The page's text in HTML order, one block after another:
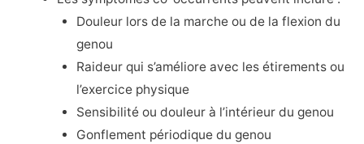
Douleur lors de la marche ou de la flexion du
genou
Raideur qui s’améliore avec les étirements ou
l’exercice physique
Sensibilité ou douleur à l’intérieur du genou
Gonflement périodique du genou